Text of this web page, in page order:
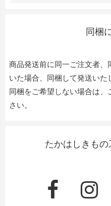
同梱
商品発送前に同一ご注文者
いた場合、同梱して発送いた
同梱をご希望しない場合は
さい。
たかはしきも